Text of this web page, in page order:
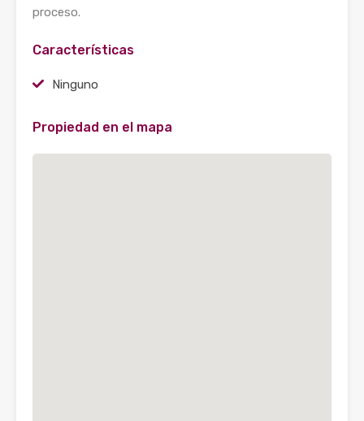
proceso.
Características
Ninguno
Propiedad en el mapa